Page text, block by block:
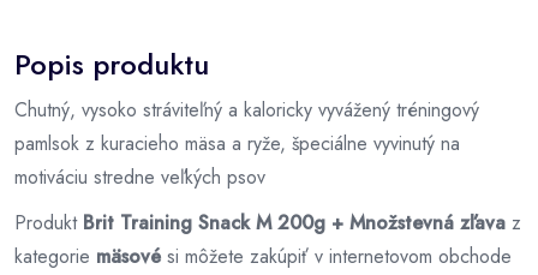
Popis produktu
Chutný, vysoko stráviteľný a kaloricky vyvážený tréningový
pamlsok z kuracieho mäsa a ryže, špeciálne vyvinutý na
motiváciu stredne veľkých psov
Produkt Brit Training Snack M 200g + Množstevná zľava z
kategorie mäsové si môžete zakúpiť v internetovom obchode